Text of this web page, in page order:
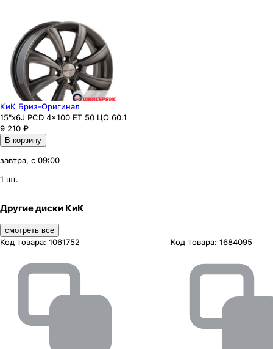
КиК Бриз-Оригинал
15"x6J PCD 4x100 ЕТ 50 ЦО 60.1
9 210 ₽
В корзину
завтра, с 09:00
1 шт.
Другие диски КиК
смотреть все
Код товара: 1061752 Код товара: 1684095